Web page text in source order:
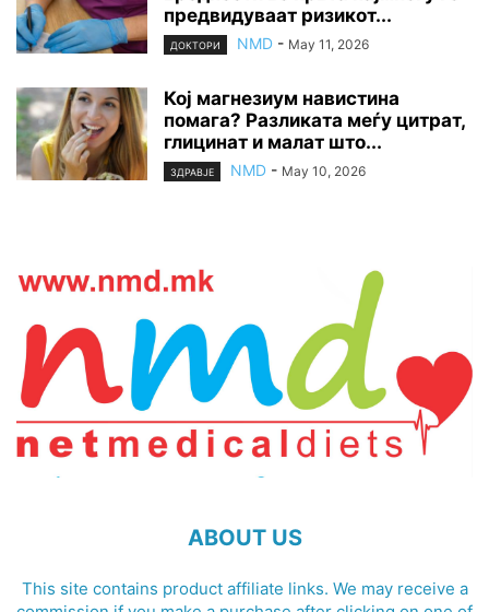
предвидуваат ризикот...
ДОКТОРИ NMD - May 11, 2026
Кој магнезиум навистина
помага? Разликата меѓу цитрат,
глицинат и малат што...
ЗДРАВЈЕ NMD - May 10, 2026
ABOUT US
This site contains product affiliate links. We may receive a